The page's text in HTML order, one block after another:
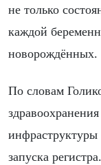
не только
каждой
новорождённых.
По словам
инфраструктуры
запуска регистра.